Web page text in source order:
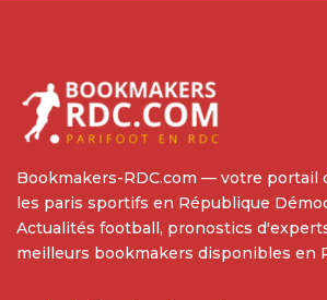
Bookmakers-RDC.com — votre portail
les paris sportifs en République
Actualités football, pronostics
meilleurs bookmakers disponibles en